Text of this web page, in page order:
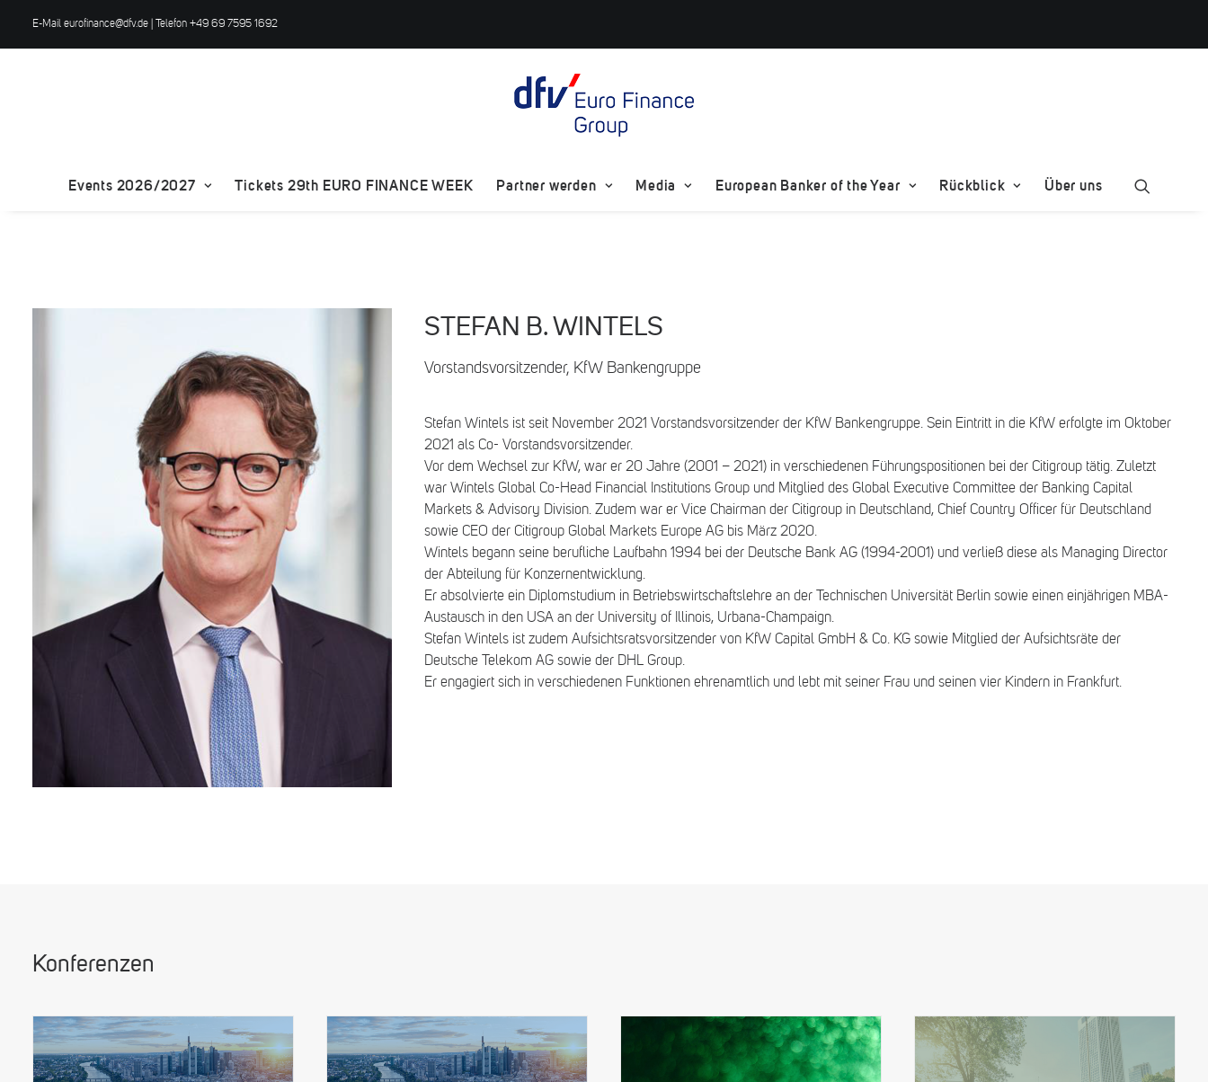
E-Mail eurofinance@dfv.de | Telefon +49 69 7595 1692
Events 2026/2027 Tickets 29th EURO FINANCE WEEK Partner werden Media European Banker of the Year Rückblick Über uns
STEFAN B. WINTELS
Vorstandsvorsitzender, KfW Bankengruppe
Stefan Wintels ist seit November 2021 Vorstandsvorsitzender der KfW Bankengruppe. Sein Eintritt in die KfW erfolgte im Oktober
2021 als Co- Vorstandsvorsitzender.
Vor dem Wechsel zur KfW, war er 20 Jahre (2001 – 2021) in verschiedenen Führungspositionen bei der Citigroup tätig. Zuletzt
war Wintels Global Co-Head Financial Institutions Group und Mitglied des Global Executive Committee der Banking Capital
Markets & Advisory Division. Zudem war er Vice Chairman der Citigroup in Deutschland, Chief Country Officer für Deutschland
sowie CEO der Citigroup Global Markets Europe AG bis März 2020.
Wintels begann seine berufliche Laufbahn 1994 bei der Deutsche Bank AG (1994-2001) und verließ diese als Managing Director
der Abteilung für Konzernentwicklung.
Er absolvierte ein Diplomstudium in Betriebswirtschaftslehre an der Technischen Universität Berlin sowie einen einjährigen MBA-
Austausch in den USA an der University of Illinois, Urbana-Champaign.
Stefan Wintels ist zudem Aufsichtsratsvorsitzender von KfW Capital GmbH & Co. KG sowie Mitglied der Aufsichtsräte der
Deutsche Telekom AG sowie der DHL Group.
Er engagiert sich in verschiedenen Funktionen ehrenamtlich und lebt mit seiner Frau und seinen vier Kindern in Frankfurt.
Konferenzen